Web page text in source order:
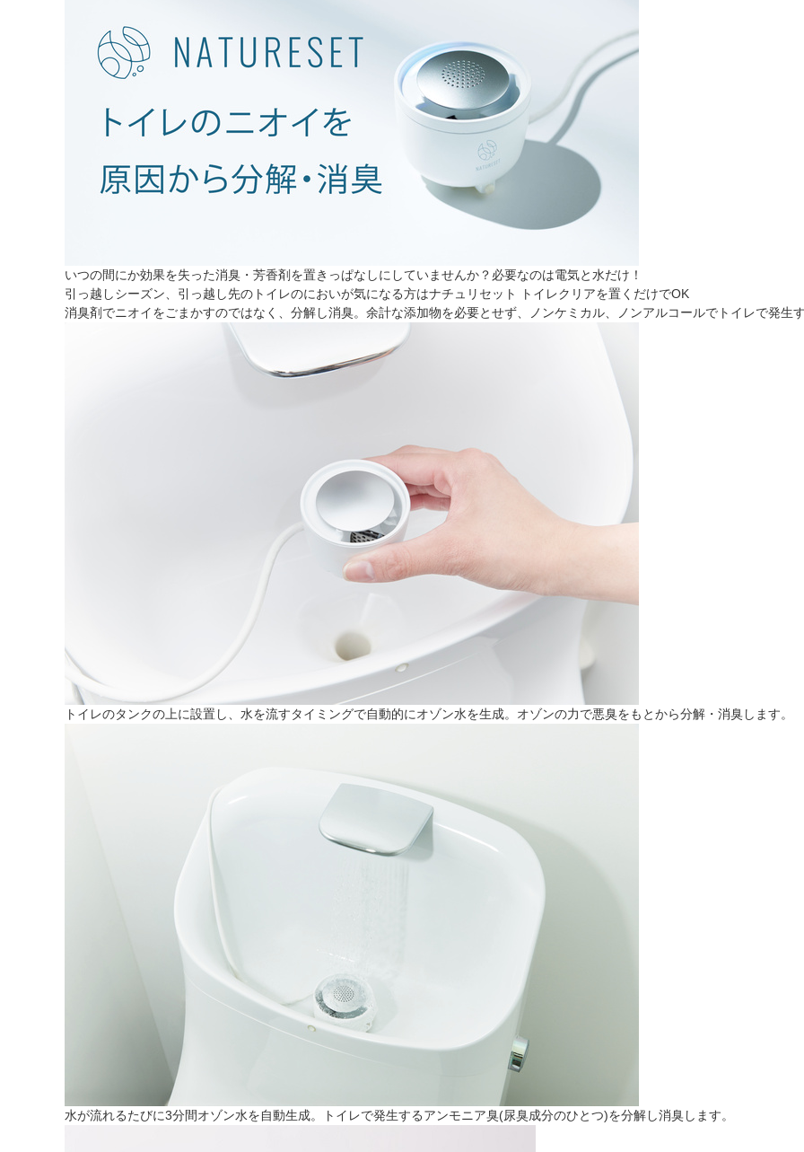
いつの間にか効果を失った消臭・芳香剤を置きっぱなしにしていませんか？必要なのは電気と水だけ！
引っ越しシーズン、引っ越し先のトイレのにおいが気になる方はナチュリセット トイレクリアを置くだけでOK
消臭剤でニオイをごまかすのではなく、分解し消臭。余計な添加物を必要とせず、ノンケミカル、ノンアルコールでトイレで発生
トイレのタンクの上に設置し、水を流すタイミングで自動的にオゾン水を生成。オゾンの力で悪臭をもとから分解・消臭します。
水が流れるたびに3分間オゾン水を自動生成。トイレで発生するアンモニア臭(尿臭成分のひとつ)を分解し消臭します。